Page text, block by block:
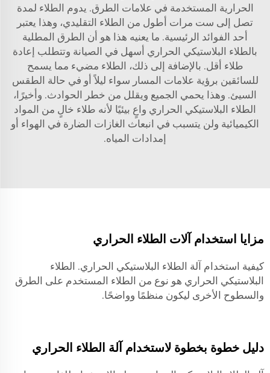
الحرارية المستخدمة في علامات الطرق. يدوم الطلاء لمدة
تصل إلى ست مرات أطول من الطلاء التقليدي، وهذا يعتبر
أحد الفوائد الرئيسية. ما يعنيه هذا هو أن الطرق المطلية
بالطلاء البلاستيكي الحراري أسهل في الصيانة وتتطلب إعادة
طلاء أقل. بالإضافة إلى ذلك، الطلاء مضيء مما يسمح
للسائقين برؤية علامات المسار سواء ليلاً أو في حالة الطقس
السيئ. وهذا يحمي الجميع ويقلل من خطر الحوادث. وأخيرًا،
الطلاء البلاستيكي الحراري واعٍ بيئيًا لأنه طلاء خالٍ من المواد
الكيميائية ولن يتسبب في انبعاث الغازات الضارة في الهواء أو
إمدادات المياه.
مزايا استخدام آلات الطلاء الحراري
كيفية استخدام آلة الطلاء البلاستيكي الحراري. الطلاء
البلاستيكي الحراري هو نوع من الطلاء المستخدم على الطرق
والسطوح الأخرى ليكون منظمًا وواضحًا.
دليل خطوة بخطوة لاستخدام آلة الطلاء الحراري